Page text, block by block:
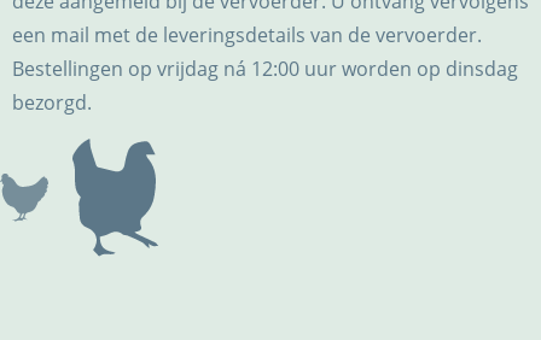
een mail met de leveringsdetails van de vervoerder.
Bestellingen op vrijdag ná 12:00 uur worden op dinsdag
bezorgd.